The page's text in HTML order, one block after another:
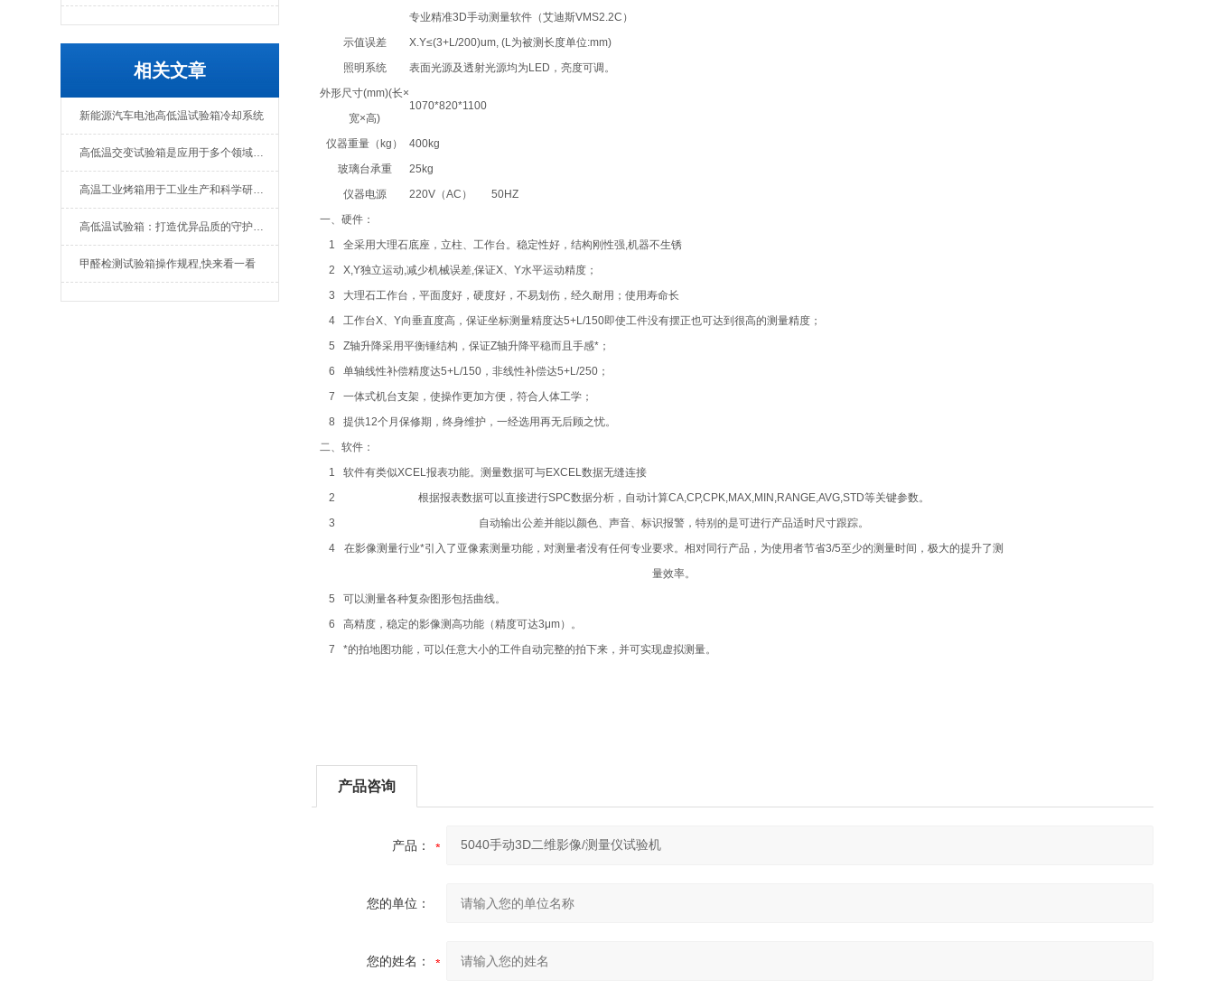
相关文章
新能源汽车电池高低温试验箱冷却系统
高低温交变试验箱是应用于多个领域的实验设备
高温工业烤箱用于工业生产和科学研究中的设备
高低温试验箱：打造优异品质的守护者！
甲醛检测试验箱操作规程,快来看一看
专业精准3D手动测量软件（艾迪斯VMS2.2C）
示值误差
X.Y≤(3+L/200)um, (L为被测长度单位:mm)
照明系统
表面光源及透射光源均为LED，亮度可调。
外形尺寸(mm)(长×
宽×高)
1070*820*1100
仪器重量（kg）
400kg
玻璃台承重
25kg
仪器电源
220V（AC） 50HZ
一、硬件：
1
全采用大理石底座，立柱、工作台。稳定性好，结构刚性强,机器不生锈
2
X,Y独立运动,减少机械误差,保证X、Y水平运动精度；
3
大理石工作台，平面度好，硬度好，不易划伤，经久耐用；使用寿命长
4
工作台X、Y向垂直度高，保证坐标测量精度达5+L/150即使工件没有摆正也可达到很高的测量精度；
5
Z轴升降采用平衡锤结构，保证Z轴升降平稳而且手感*；
6
单轴线性补偿精度达5+L/150，非线性补偿达5+L/250；
7
一体式机台支架，使操作更加方便，符合人体工学；
8
提供12个月保修期，终身维护，一经选用再无后顾之忧。
二、软件：
1
软件有类似XCEL报表功能。测量数据可与EXCEL数据无缝连接
2
根据报表数据可以直接进行SPC数据分析，自动计算CA,CP,CPK,MAX,MIN,RANGE,AVG,STD等关键参数。
3
自动输出公差并能以颜色、声音、标识报警，特别的是可进行产品适时尺寸跟踪。
4
在影像测量行业*引入了亚像素测量功能，对测量者没有任何专业要求。相对同行产品，为使用者节省3/5至少的测量时间，极大的提升了测
量效率。
5
可以测量各种复杂图形包括曲线。
6
高精度，稳定的影像测高功能（精度可达3μm）。
7
*的拍地图功能，可以任意大小的工件自动完整的拍下来，并可实现虚拟测量。
产品咨询
产品：
您的单位：
您的姓名：